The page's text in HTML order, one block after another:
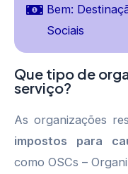
Bem:
Sociais
Que tipo de
serviço?
As organizações
impostos para
como OSCs –